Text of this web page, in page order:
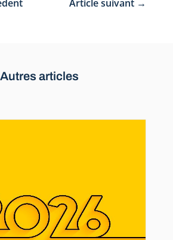
Article suivant →
Autres articles